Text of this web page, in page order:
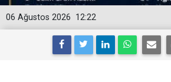
12:22
06 Ağustos 2026